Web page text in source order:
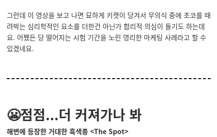
그런데 이 영상을 보고 나면 묘하게 키캣이 당겨서 무의식 중에 초코를 때
려박는 심리학적인 요소를 더한건 아닌가 합리적 의심이 들기도 하는데
요. 어쨌든 당 떨어지는 시험 기간을 노린 영리한 마케팅 사례라고 할 수
있겠네요.
😬점점...더 커져가나 봐
해변에 등장한 거대한 흑색종 <The Spot>